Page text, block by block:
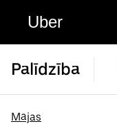
Uber
Palīdzība
Mājas